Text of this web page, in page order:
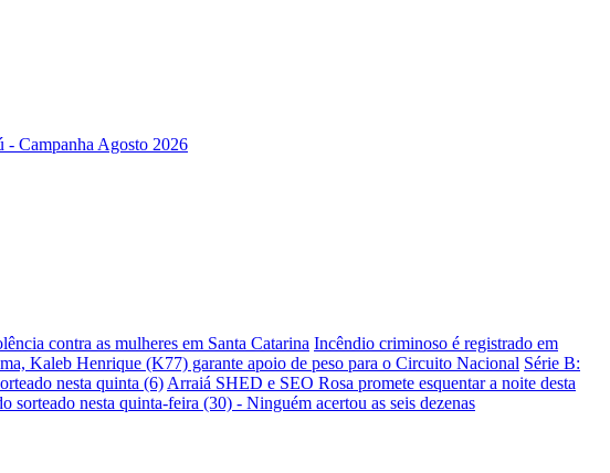
contra as mulheres em Santa Catarina Incêndio criminoso é registrado em
Kaleb Henrique (K77) garante apoio de peso para o Circuito Nacional Série B:
nesta quinta (6) Arraiá SHED e SEO Rosa promete esquentar a noite desta
sorteado nesta quinta-feira (30) - Ninguém acertou as seis dezenas